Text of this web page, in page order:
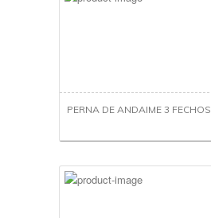
PERNA DE ANDAIME 3 FECHOS